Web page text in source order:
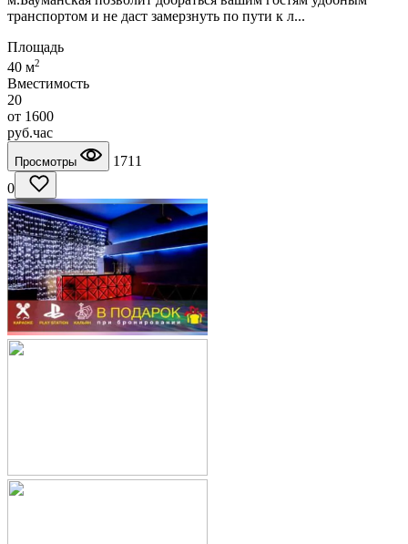
транспортом и не даст замерзнуть по пути к л...
Площадь
40 м2
Вместимость
20
от 1600
руб.час
Просмотры
1711
0